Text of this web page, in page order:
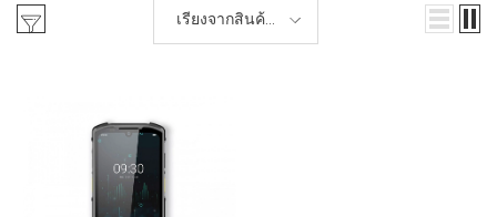
เรียงจากสินค้า
ใหม่-เก่า